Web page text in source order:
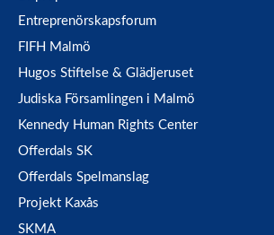
Entreprenörskapsforum
FIFH Malmö
Hugos Stiftelse & Glädjeruset
Judiska Församlingen i Malmö
Kennedy Human Rights Center
Offerdals SK
Offerdals Spelmanslag
Projekt Kaxås
SKMA